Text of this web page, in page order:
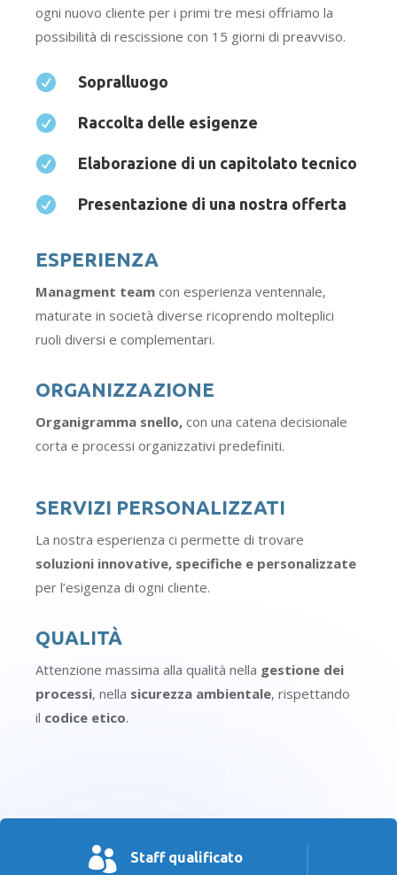
ogni nuovo cliente per i primi tre mesi offriamo la
possibilità di rescissione con 15 giorni di preavviso.
 Sopralluogo
 Raccolta delle esigenze
 Elaborazione di un capitolato tecnico
 Presentazione di una nostra offerta
ESPERIENZA
Managment team con esperienza ventennale,
maturate in società diverse ricoprendo molteplici
ruoli diversi e complementari.
ORGANIZZAZIONE
Organigramma snello, con una catena decisionale
corta e processi organizzativi predefiniti.
SERVIZI PERSONALIZZATI
La nostra esperienza ci permette di trovare
soluzioni innovative, specifiche e personalizzate
per l’esigenza di ogni cliente.
QUALITÀ
Attenzione massima alla qualità nella gestione dei
processi, nella sicurezza ambientale, rispettando
il codice etico.
 Staff qualificato